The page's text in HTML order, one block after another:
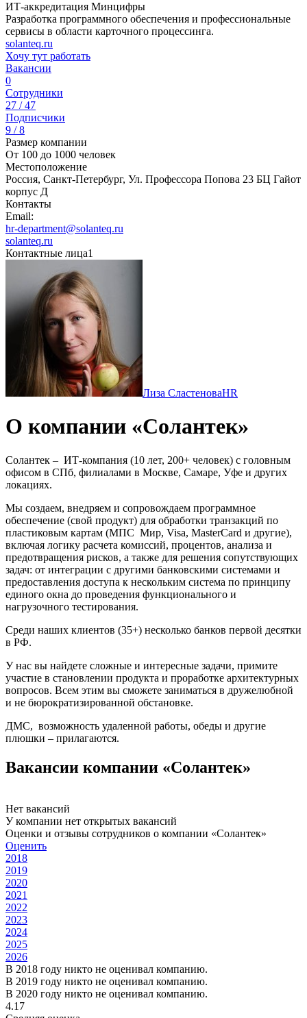
ИТ-аккредитация Минцифры
Разработка программного обеспечения и профессиональные
сервисы в области карточного процессинга.
solanteq.ru
Хочу тут работать
Вакансии
0
Сотрудники
27 / 47
Подписчики
9 / 8
Размер компании
От 100 до 1000 человек
Местоположение
Россия, Санкт-Петербург, Ул. Профессора Попова 23 БЦ Гайот
корпус Д
Контакты
Email:
hr-department@solanteq.ru
solanteq.ru
Контактные лица1
Лиза СластеноваHR
О компании «Солантек»
Солантек – ИТ-компания (10 лет, 200+ человек) с головным
офисом в СПб, филиалами в Москве, Самаре, Уфе и других
локациях.
Мы создаем, внедряем и сопровождаем программное
обеспечение (свой продукт) для обработки транзакций по
пластиковым картам (МПС Мир, Visa, MasterCard и другие),
включая логику расчета комиссий, процентов, анализа и
предотвращения рисков, а также для решения сопутствующих
задач: от интеграции с другими банковскими системами и
предоставления доступа к нескольким система по принципу
единого окна до проведения функционального и
нагрузочного тестирования.
Среди наших клиентов (35+) несколько банков первой десятки
в РФ.
У нас вы найдете сложные и интересные задачи, примите
участие в становлении продукта и проработке архитектурных
вопросов. Всем этим вы сможете заниматься в дружелюбной
и не бюрократизированной обстановке.
ДМС, возможность удаленной работы, обеды и другие
плюшки – прилагаются.
Вакансии компании «Солантек»
Нет вакансий
У компании нет открытых вакансий
Оценки и отзывы сотрудников о компании «Солантек»
Оценить
2018
2019
2020
2021
2022
2023
2024
2025
2026
В 2018 году никто не оценивал компанию.
В 2019 году никто не оценивал компанию.
В 2020 году никто не оценивал компанию.
4.17